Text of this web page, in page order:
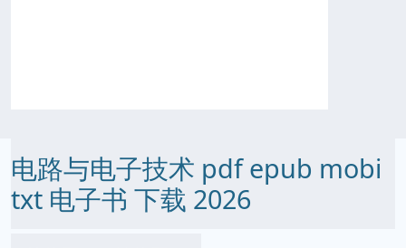
电路与电子技术 pdf epub mobi
txt 电子书 下载 2026